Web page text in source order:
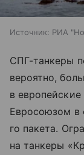
Источник: РИА
СПГ-танкеры
вероятно,
в
Евросоюзом в
го пакета.
на танкеры